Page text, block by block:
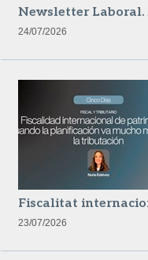
Newsletter Laboral.
24/07/2026
Fiscalitat
23/07/2026